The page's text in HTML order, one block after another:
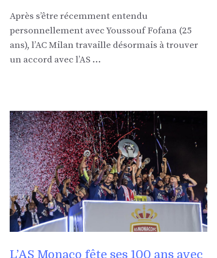
Après s’être récemment entendu
personnellement avec Youssouf Fofana (25
ans), l’AC Milan travaille désormais à trouver
un accord avec l’AS …
L’AS Monaco fête ses 100 ans avec